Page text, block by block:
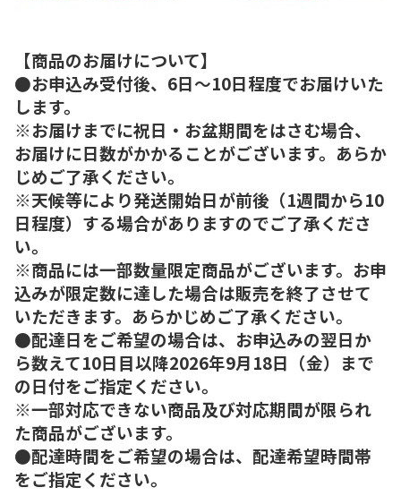
【商品のお届けについて】
●お申込み受付後、6日～10日程度でお届けいた
します。
※お届けまでに祝日・お盆期間をはさむ場合、
お届けに日数がかかることがございます。あらか
じめご了承ください。
※天候等により発送開始日が前後（1週間から10
日程度）する場合がありますのでご了承くださ
い。
※商品には一部数量限定商品がございます。お申
込みが限定数に達した場合は販売を終了させて
いただきます。あらかじめご了承ください。
●配達日をご希望の場合は、お申込みの翌日か
ら数えて10日目以降2026年9月18日（金）まで
の日付をご指定ください。
※一部対応できない商品及び対応期間が限られ
た商品がございます。
●配達時間をご希望の場合は、配達希望時間帯
をご指定ください。